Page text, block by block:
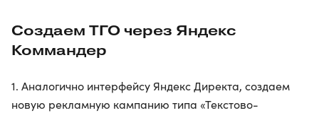
Создаем ТГО через Яндекс
Коммандер
1. Аналогично интерфейсу Яндекс Директа, создаем
новую рекламную кампанию типа «Текстово-